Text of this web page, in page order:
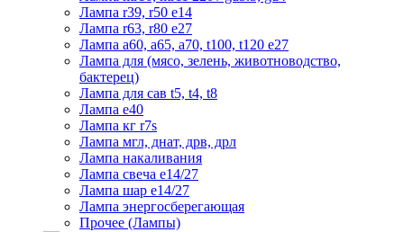
Лампа r39, r50 е14
Лампа r63, r80 е27
Лампа а60, а65, а70, t100, t120 е27
Лампа для (мясо, зелень, животноводство,
бактерец)
Лампа для сав t5, t4, t8
Лампа е40
Лампа кг r7s
Лампа мгл, днат, дрв, дрл
Лампа накаливания
Лампа свеча е14/27
Лампа шар е14/27
Лампа энергосберегающая
Прочее (Лампы)